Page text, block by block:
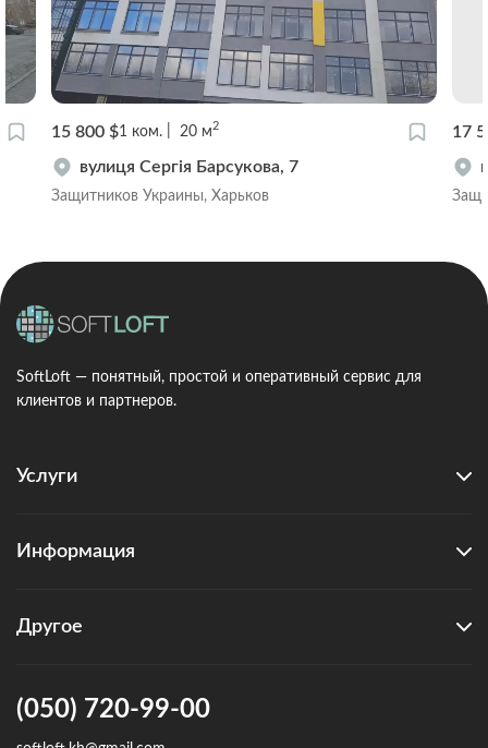
15 800 $1 ком. 20 м2
вулиця Сергія Барсукова, 7
Защитников Украины, Харьков
17
SoftLoft — понятный, простой и оперативный сервис для
клиентов и партнеров.
Услуги
Информация
Другое
(050) 720-99-00